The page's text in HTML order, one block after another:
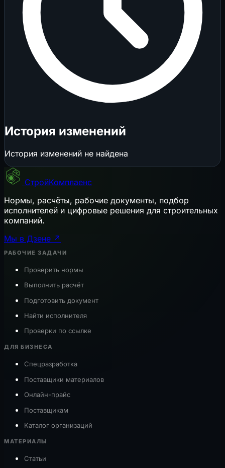
История изменений
История изменений не найдена
СтройКомплаенс
Нормы, расчёты, рабочие документы, подбор
исполнителей и цифровые решения для строительных
компаний.
Мы в Дзене ↗
РАБОЧИЕ ЗАДАЧИ
Проверить нормы
Выполнить расчёт
Подготовить документ
Найти исполнителя
Проверки по ссылке
ДЛЯ БИЗНЕСА
Спецразработка
Поставщики материалов
Онлайн-прайс
Поставщикам
Каталог организаций
МАТЕРИАЛЫ
Статьи